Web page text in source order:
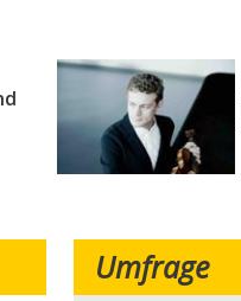
Umfrage